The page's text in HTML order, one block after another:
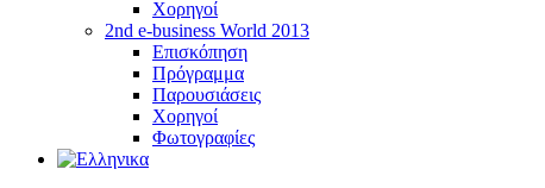
Χορηγοί
2nd e-business World 2013
Επισκόπηση
Πρόγραμμα
Παρουσιάσεις
Χορηγοί
Φωτογραφίες